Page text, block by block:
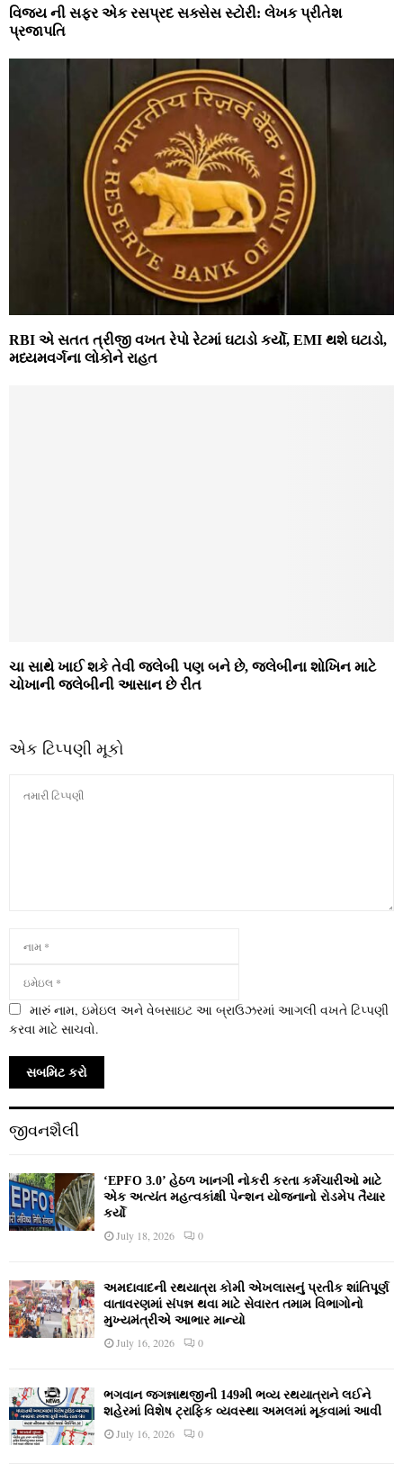
વિજય ની સફર એક રસપ્રદ સક્સેસ સ્ટોરી: લેખક પ્રીતેશ
પ્રજાપતિ
RBI એ સતત ત્રીજી વખત રેપો રેટમાં ઘટાડો કર્યો, EMI થશે ઘટાડો,
મધ્યમવર્ગના લોકોને રાહત
ચા સાથે ખાઈ શકે તેવી જલેબી પણ બને છે, જલેબીના શોખિન માટે
ચોખાની જલેબીની આસાન છે રીત
એક ટિપ્પણી મૂકો
મારું નામ, ઇમેઇલ અને વેબસાઇટ આ બ્રાઉઝરમાં આગલી વખતે ટિપ્પણી
કરવા માટે સાચવો.
જીવનશૈલી
‘EPFO 3.0’ હેઠળ ખાનગી નોકરી કરતા કર્મચારીઓ માટે
એક અત્યંત મહત્વકાંક્ષી પેન્શન યોજનાનો રોડમેપ તૈયાર
કર્યો
July 18, 2026 0
અમદાવાદની રથયાત્રા કોમી એખલાસનું પ્રતીક શાંતિપૂર્ણ
વાતાવરણમાં સંપન્ન થવા માટે સેવારત તમામ વિભાગોનો
મુખ્યમંત્રીએ આભાર માન્યો
July 16, 2026 0
ભગવાન જગન્નાથજીની 149મી ભવ્ય રથયાત્રાને લઈને
શહેરમાં વિશેષ ટ્રાફિક વ્યવસ્થા અમલમાં મૂકવામાં આવી
July 16, 2026 0